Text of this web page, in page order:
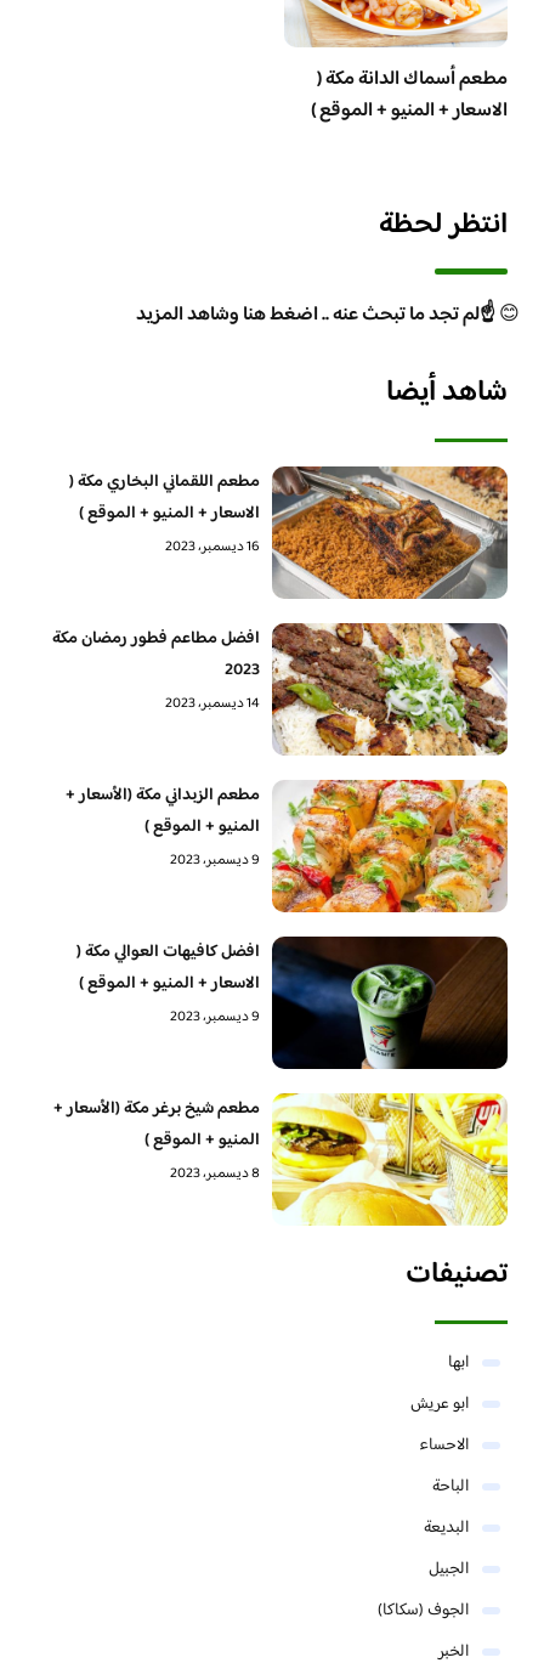
مطعم أسماك الدانة مكة (
الاسعار + المنيو + الموقع )
انتظر لحظة
😊☝️لم تجد ما تبحث عنه .. اضغط هنا وشاهد المزيد
شاهد أيضا
مطعم اللقماني البخاري مكة (
الاسعار + المنيو + الموقع )
16 ديسمبر، 2023
افضل مطاعم فطور رمضان مكة
2023
14 ديسمبر، 2023
مطعم الزبداني مكة (الأسعار +
المنيو + الموقع )
9 ديسمبر، 2023
افضل كافيهات العوالي مكة (
الاسعار + المنيو + الموقع )
9 ديسمبر، 2023
مطعم شيخ برغر مكة (الأسعار +
المنيو + الموقع )
8 ديسمبر، 2023
تصنيفات
ابها
ابو عريش
الاحساء
الباحة
البديعة
الجبيل
الجوف (سكاكا)
الخبر